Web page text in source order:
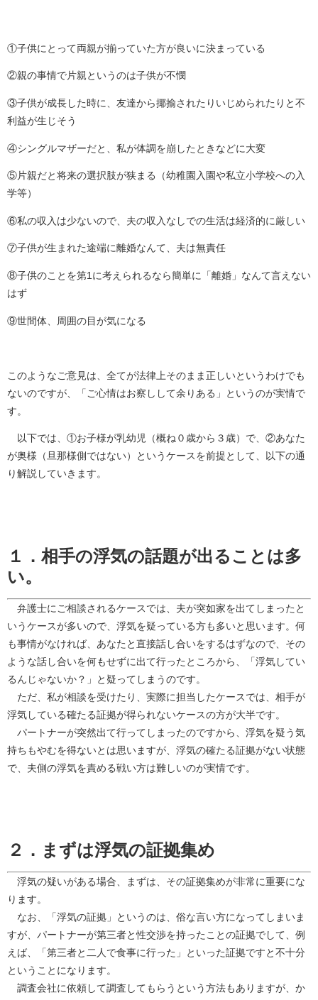
①子供にとって両親が揃っていた方が良いに決まっている
②親の事情で片親というのは子供が不憫
③子供が成長した時に、友達から揶揄されたりいじめられたりと不
利益が生じそう
④シングルマザーだと、私が体調を崩したときなどに大変
⑤片親だと将来の選択肢が狭まる（幼稚園入園や私立小学校への入
学等）
⑥私の収入は少ないので、夫の収入なしでの生活は経済的に厳しい
⑦子供が生まれた途端に離婚なんて、夫は無責任
⑧子供のことを第1に考えられるなら簡単に「離婚」なんて言えない
はず
⑨世間体、周囲の目が気になる
このようなご意見は、全てが法律上そのまま正しいというわけでも
ないのですが、「ご心情はお察しして余りある」というのが実情で
す。
以下では、①お子様が乳幼児（概ね０歳から３歳）で、②あなた
が奥様（旦那様側ではない）というケースを前提として、以下の通
り解説していきます。
１．相手の浮気の話題が出ることは多
い。
弁護士にご相談されるケースでは、夫が突如家を出てしまったと
いうケースが多いので、浮気を疑っている方も多いと思います。何
も事情がなければ、あなたと直接話し合いをするはずなので、その
ような話し合いを何もせずに出て行ったところから、「浮気してい
るんじゃないか？」と疑ってしまうのです。
ただ、私が相談を受けたり、実際に担当したケースでは、相手が
浮気している確たる証拠が得られないケースの方が大半です。
パートナーが突然出て行ってしまったのですから、浮気を疑う気
持ちもやむを得ないとは思いますが、浮気の確たる証拠がない状態
で、夫側の浮気を責める戦い方は難しいのが実情です。
２．まずは浮気の証拠集め
浮気の疑いがある場合、まずは、その証拠集めが非常に重要にな
ります。
なお、「浮気の証拠」というのは、俗な言い方になってしまいま
すが、パートナーが第三者と性交渉を持ったことの証拠でして、例
えば、「第三者と二人で食事に行った」といった証拠ですと不十分
ということになります。
調査会社に依頼して調査してもらうという方法もありますが、か